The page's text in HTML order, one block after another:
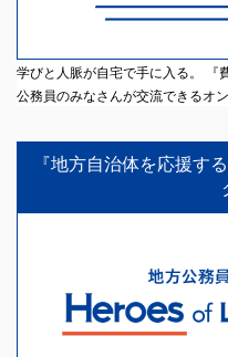
学びと人脈が自宅で手に入る。 『
公務員のみなさんが交流できるオ
『地方自治体を応援す